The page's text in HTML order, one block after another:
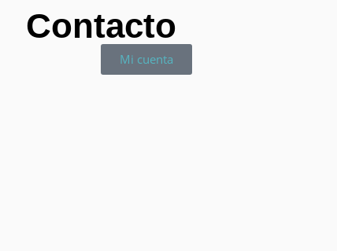
Contacto
Mi cuenta